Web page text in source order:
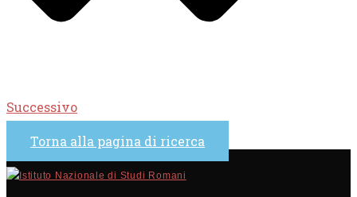
Successivo
Torna alla pagina di ricerca